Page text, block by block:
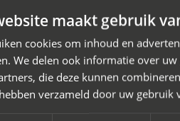
we ook dat elk arbeidsconflict
mediators beschikken over
arbeidsconflicten.
van het arbeidsconflict
Samen zetten we
maakt gebruik
cookies om inhoud en
We delen ook informatie over
die deze kunnen
verzameld door uw gebruik